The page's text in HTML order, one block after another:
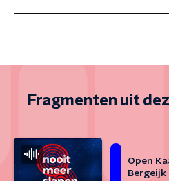
Fragmenten uit
Open
Bergeijk